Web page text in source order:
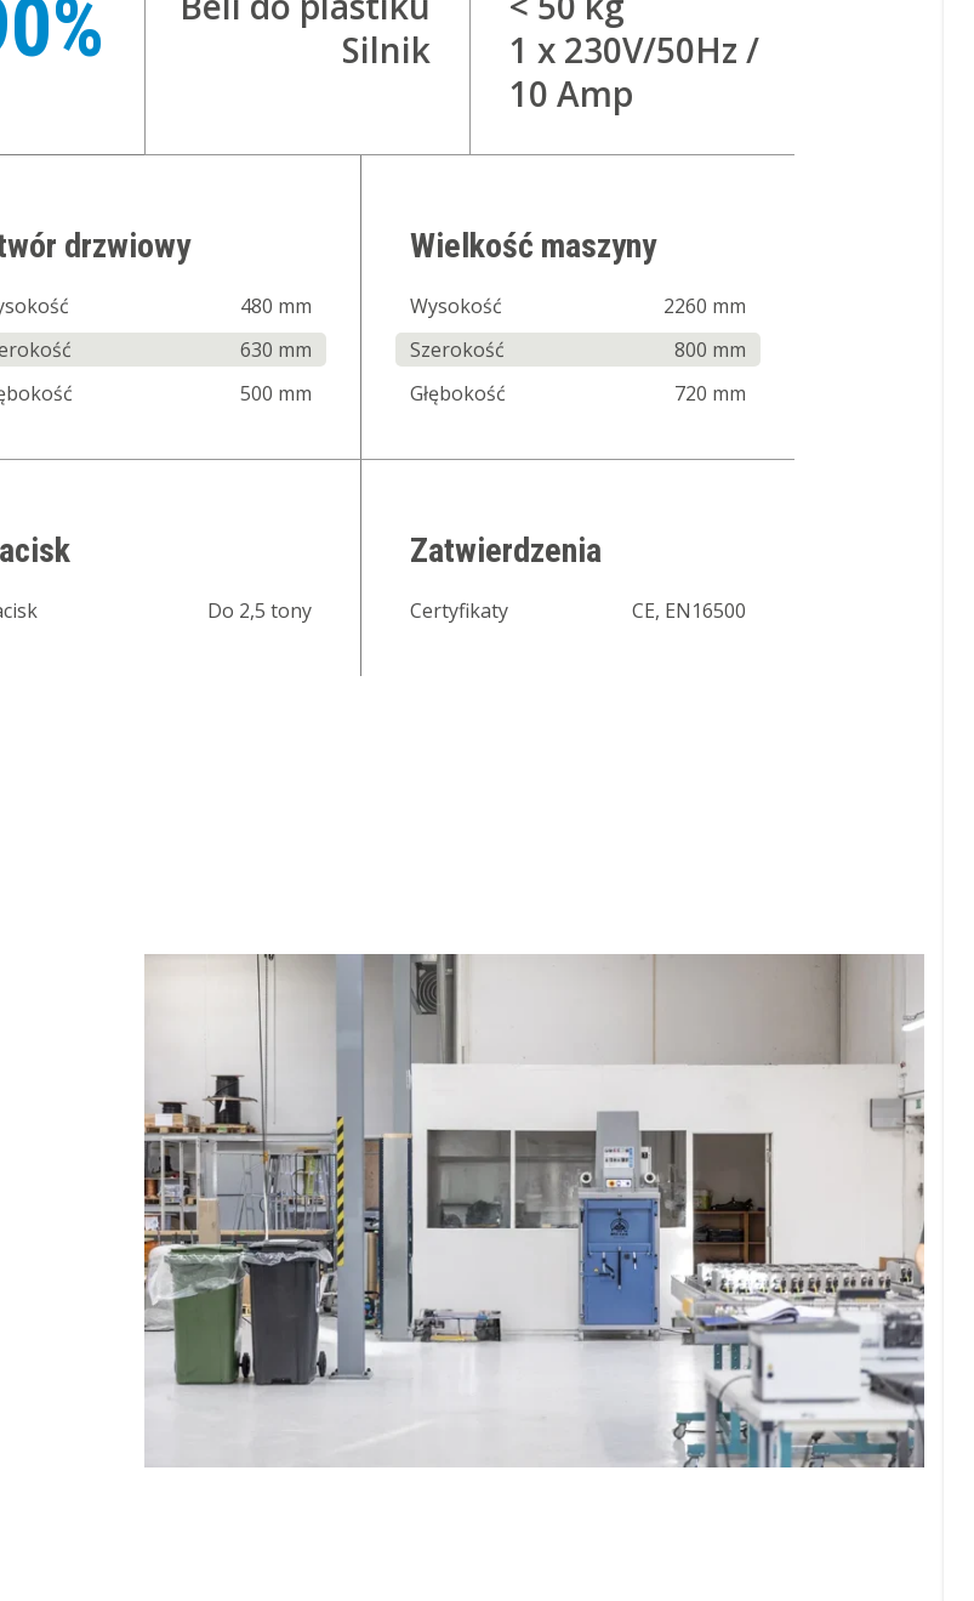
Silnik
1 x 230V/50Hz /
10 Amp
drzwiowy
480 mm
630 mm
500 mm
Wielkość maszyny
Wysokość
2260 mm
Szerokość
800 mm
Głębokość
720 mm
Do 2,5 tony
Zatwierdzenia
Certyfikaty CE, EN16500